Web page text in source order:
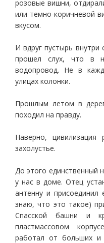
розовые вишни,
или темно-коричневой
вкусом.
И вдруг пустырь
прошел слух, что в
водопровод. Не в
улицах колонки.
Прошлым летом в
походил на правду.
Наверно,
захолустье.
До этого единственный
у нас в доме. Отец
антенну и
знаю, что это такое)
Спасской башни и
пластмассовом
работал от больших и